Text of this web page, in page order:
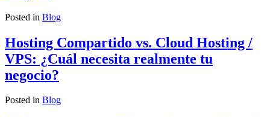
Posted in Blog
Hosting Compartido vs. Cloud Hosting /
VPS: ¿Cuál necesita realmente tu
negocio?
Posted in Blog